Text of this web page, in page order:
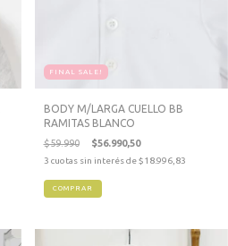
FINAL SALE!
BODY M/LARGA CUELLO BB
RAMITAS BLANCO
$59.990 $56.990,50
3 cuotas sin interés de$18.996,83
COMPRAR